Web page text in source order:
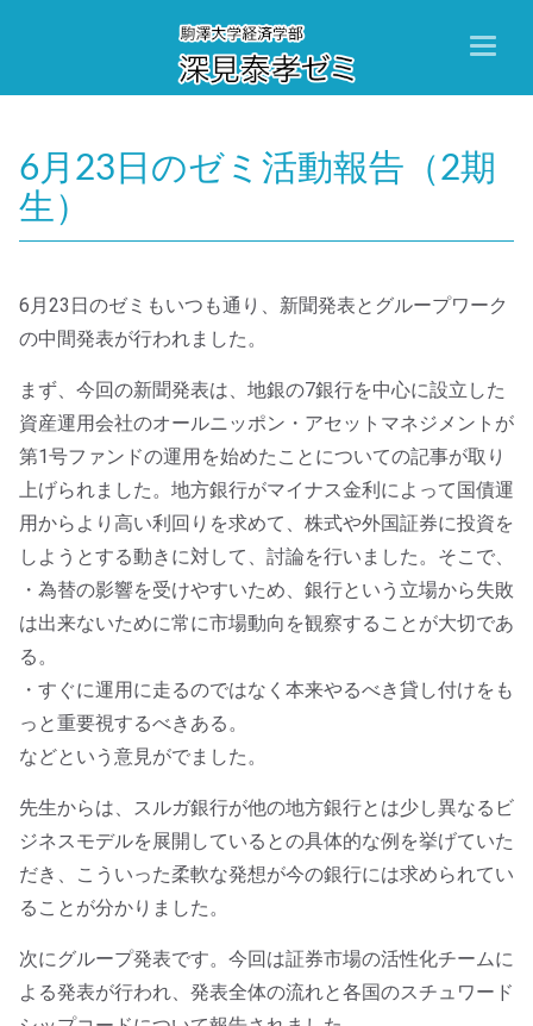
6月23日のゼミ活動報告（2期
生）
6月23日のゼミもいつも通り、新聞発表とグループワーク
の中間発表が行われました。
まず、今回の新聞発表は、地銀の7銀行を中心に設立した
資産運用会社のオールニッポン・アセットマネジメントが
第1号ファンドの運用を始めたことについての記事が取り
上げられました。地方銀行がマイナス金利によって国債運
用からより高い利回りを求めて、株式や外国証券に投資を
しようとする動きに対して、討論を行いました。そこで、
・為替の影響を受けやすいため、銀行という立場から失敗
は出来ないために常に市場動向を観察することが大切であ
る。
・すぐに運用に走るのではなく本来やるべき貸し付けをも
っと重要視するべきある。
などという意見がでました。
先生からは、スルガ銀行が他の地方銀行とは少し異なるビ
ジネスモデルを展開しているとの具体的な例を挙げていた
だき、こういった柔軟な発想が今の銀行には求められてい
ることが分かりました。
次にグループ発表です。今回は証券市場の活性化チームに
よる発表が行われ、発表全体の流れと各国のスチュワード